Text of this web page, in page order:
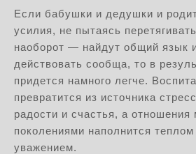
Если бабушки и дедушки и
усилия, не пытаясь
наоборот — найдут общий язык
действовать сообща, то в
придется намного легче.
превратится из источника
радости и счастья, а
поколениями наполнится
уважением.